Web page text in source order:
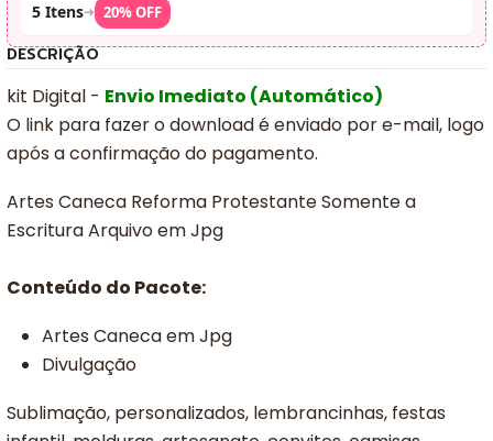
5 Itens➜ 20% OFF
DESCRIÇÃO
kit Digital - Envio Imediato (Automático)
O link para fazer o download é enviado por e-mail, logo
após a confirmação do pagamento.
Artes Caneca Reforma Protestante Somente a
Escritura Arquivo em Jpg
Conteúdo do Pacote:
Artes Caneca em Jpg
Divulgação
Sublimação, personalizados, lembrancinhas, festas